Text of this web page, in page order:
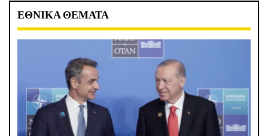
ΕΘΝΙΚΑ ΘΕΜΑΤΑ